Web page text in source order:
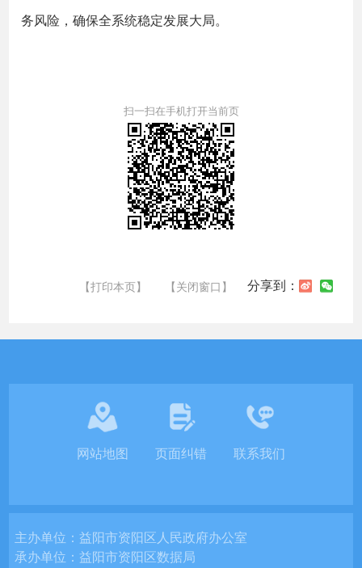
务风险，确保全系统稳定发展大局。
扫一扫在手机打开当前页
【打印本页】 【关闭窗口】 分享到：
网站地图 页面纠错 联系我们
主办单位：益阳市资阳区人民政府办公室
承办单位：益阳市资阳区数据局